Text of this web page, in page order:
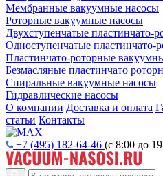
Мембранные вакуумные насосы
Роторные вакуумные насосы
Двухступенчатые пластинчато-
Одноступенчатые пластинчато-
Пластинчато-роторные
Безмасляные пластинчато
Спиральные вакуумные насосы
Гидравлические насосы
О компании Доставка и оплата
статьи Контакты
+7 (495) 182-64-46 (с 8:00 до